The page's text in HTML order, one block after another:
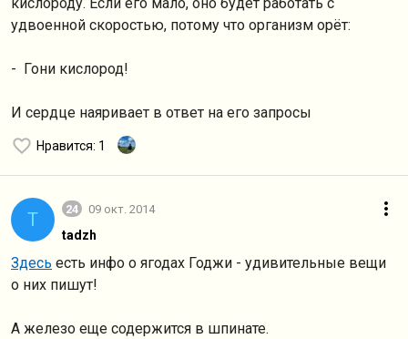
удвоенной скоростью, потому что организм орёт:
- Гони кислород!
И сердце наяривает в ответ на его запросы
Нравится: 1
T 24 09 окт. 2014
tadzh
Здесь есть инфо о ягодах Годжи - удивительные вещи
о них пишут!
А железо еще содержится в шпинате.